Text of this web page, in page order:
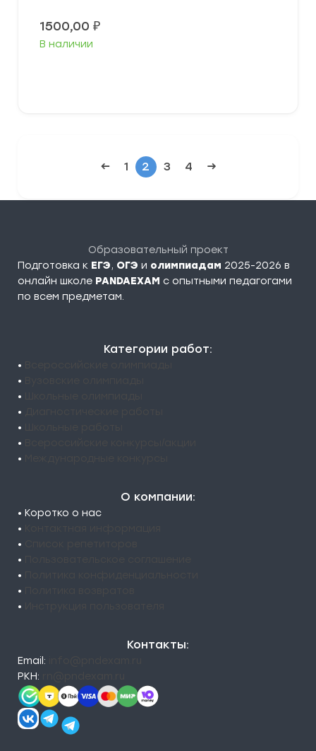
1500,00 ₽
В наличии
← 1 2 3 4 →
Образовательный проект
Подготовка к ЕГЭ, ОГЭ и олимпиадам 2025-2026 в
онлайн школе PANDAEXAM c опытными педагогами
по всем предметам.
Категории работ:
•
•
•
•
•
•
•
О компании:
• Коротко о нас
•
•
•
•
•
•
Контакты:
Email:
РКН: